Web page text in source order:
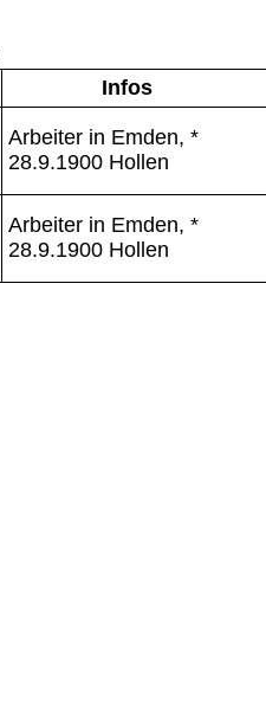
Infos
Arbeiter in Emden, *
28.9.1900 Hollen
Arbeiter in Emden, *
28.9.1900 Hollen